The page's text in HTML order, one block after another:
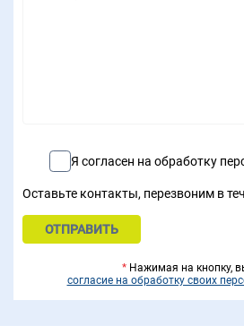
Я согласен на обработку
Оставьте контакты, перезвоним в
*Нажимая на кнопку,
согласие на обработку своих